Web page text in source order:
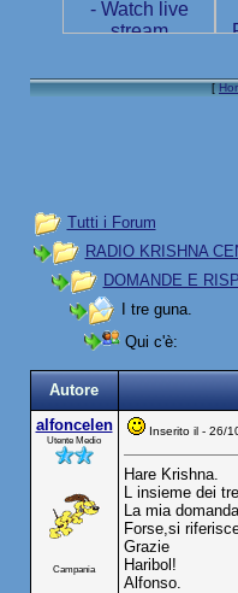
[
Tutti i Forum
RADIO KRISHNA
DOMANDE E
I tre guna.
Qui c'è:
Autore
alfoncelen
Utente Medio
Campania
Inserito il - 26/
Hare Krishna.
L insieme dei
La mia
Forse,si
Grazie
Haribol!
Alfonso.